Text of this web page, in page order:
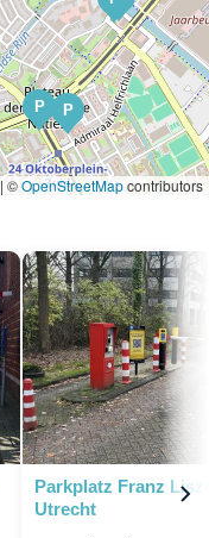
P P
| ©OpenStreetMapcontributors
Parkplatz Franz
Utrecht